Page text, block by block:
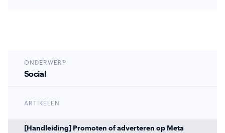
ONDERWERP
Social
ARTIKELEN
[Handleiding] Promoten of adverteren op Meta